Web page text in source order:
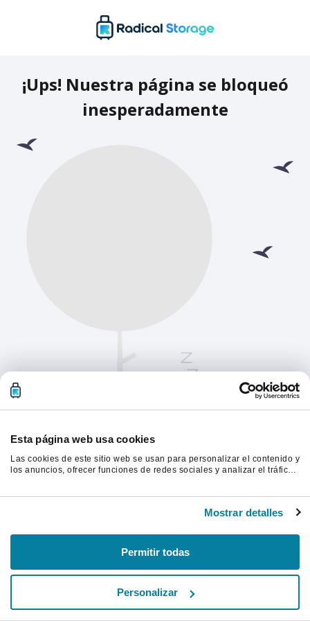
Esta página web usa cookies
Las cookies de este sitio web se usan para personalizar el contenido y
los anuncios, ofrecer funciones de redes sociales y analizar el tráfico.
proporcionado o que hayan recopilado a partir del uso que haya
Mostrar detalles
Permitir todas
Personalizar
¡Ups! Nuestra página se bloqueó
inesperadamente
Actualiza la página para continuar.
Actualizar